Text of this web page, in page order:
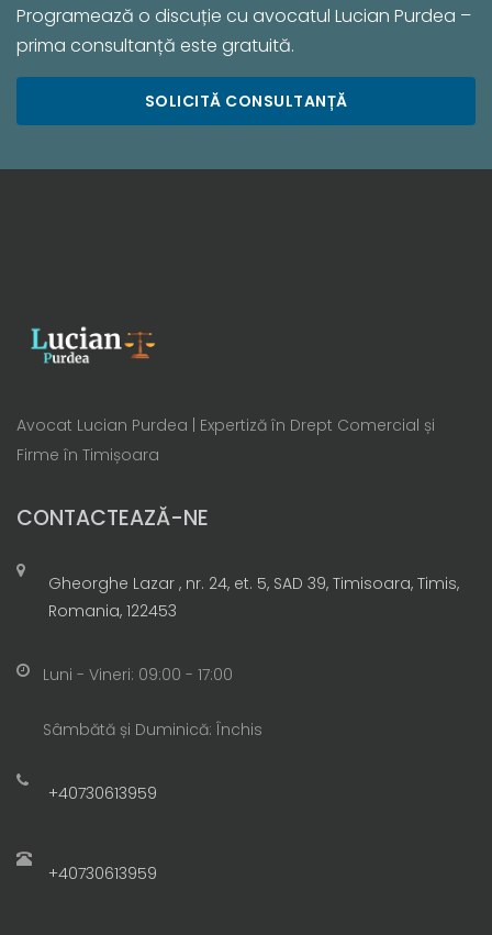
Programează o discuție cu avocatul Lucian Purdea –
prima consultanță este gratuită.
SOLICITĂ CONSULTANȚĂ
Avocat Lucian Purdea | Expertiză în Drept Comercial și
Firme în Timișoara
CONTACTEAZĂ-NE
Gheorghe Lazar , nr. 24, et. 5, SAD 39, Timisoara, Timis,
Romania, 122453
Luni - Vineri: 09:00 - 17:00
Sâmbătă și Duminică: Închis
+40730613959
+40730613959